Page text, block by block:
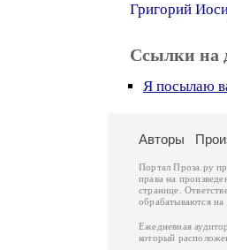
Григорий
Ссылки на
Я посылаю
Авторы
Портал Проза.ру
права на
странице.
обрабатываются на
Ежедневная
который